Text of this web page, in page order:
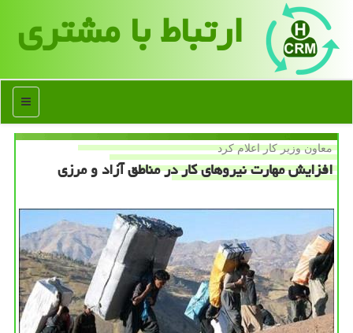
ارتباط با مشتری
منو
معاون وزیر كار اعلام كرد
افزایش مهارت نیروهای كار در مناطق آزاد و مرزی